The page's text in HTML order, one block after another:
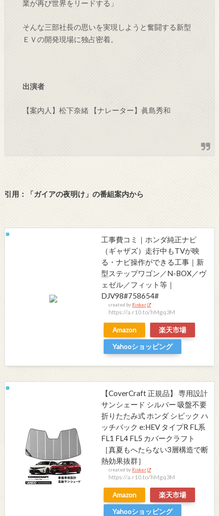
業が再び世界をリードする」
そんな三部社長の思いを実現しようと奮闘する新型
ＥＶの開発現場に独占密着。
出演者
【案内人】松下奈緒 【ナレーター】眞島秀和
引用：「ガイアの夜明け」の番組案内から
工事費コミ｜ホンダ純正ナビ
（ギャザズ）走行中もTVが映
る・ナビ操作ができる工事｜新
型ステップワゴン／N-BOX／ヴ
ェゼル／フィット等｜
DJV98#758654#
created by Rinker
https://a.r10.to/hMgq3M
Amazon
楽天市場
Yahooショッピング
【CoverCraft 正規品】 専用設計
サンシェード シルバー 吸盤不要
折りたたみ式 ホンダ シビック ハ
ッチバック e:HEV タイプR FL系
FL1 FL4 FL5 カバークラフト
［真夏もへたらない3層構造で断
熱効果抜群］
created by Rinker
https://a.r10.to/hMgq3M
Amazon
楽天市場
Yahooショッピング